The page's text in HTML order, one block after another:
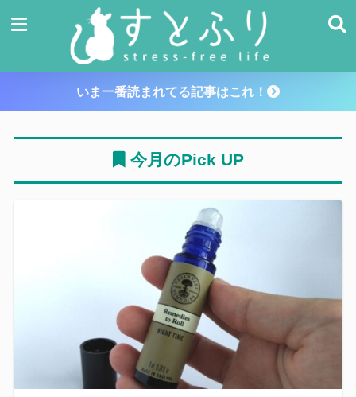
いま一番読まれてる記事はこれ！
今月のPick UP